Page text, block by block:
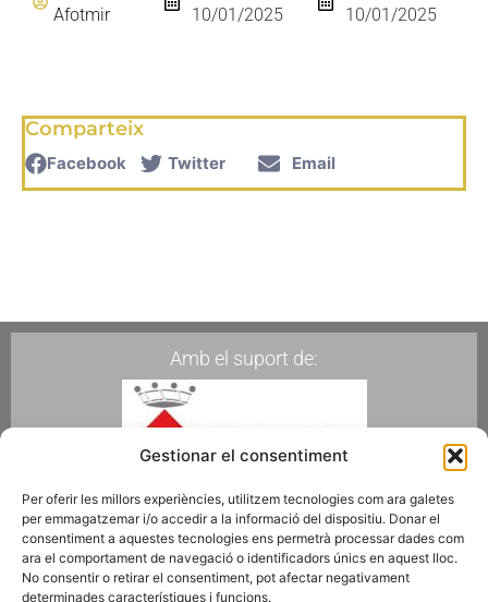
Gestionar el consentiment
Per oferir les millors experiències, utilitzem tecnologies com ara galetes
per emmagatzemar i/o accedir a la informació del dispositiu. Donar el
consentiment a aquestes tecnologies ens permetrà processar dades com
ara el comportament de navegació o identificadors únics en aquest lloc.
No consentir o retirar el consentiment, pot afectar negativament
determinades característiques i funcions.
Afotmir
10/01/2025
10/01/2025
Comparteix
Facebook Twitter Email
Amb el suport de:
Membres de: